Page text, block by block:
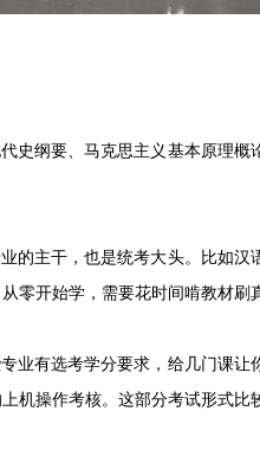
纲要、马克思主义基本原理概
主干，也是统考大头。比如汉
零开始学，需要花时间啃教材刷
有选考学分要求，给几门课让
机操作考核。这部分考试形式比